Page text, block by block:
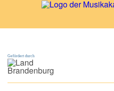
Gefördert durch